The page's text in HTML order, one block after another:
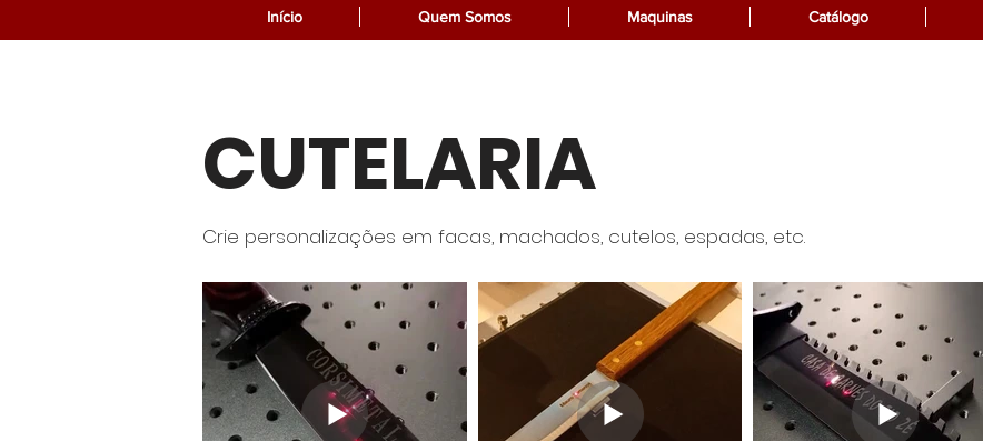
Início Quem Somos Maquinas Catálogo
CUTELARIA
Crie personalizações em facas, machados, cutelos, espadas, etc.